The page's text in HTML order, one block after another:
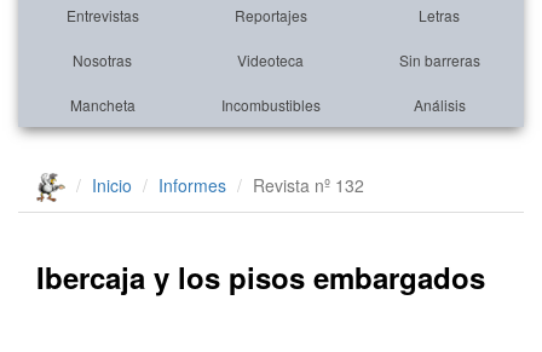
Entrevistas Reportajes Letras
Nosotras Videoteca Sin barreras
Mancheta Incombustibles Análisis
Inicio Informes Revista nº 132
Ibercaja y los pisos embargados